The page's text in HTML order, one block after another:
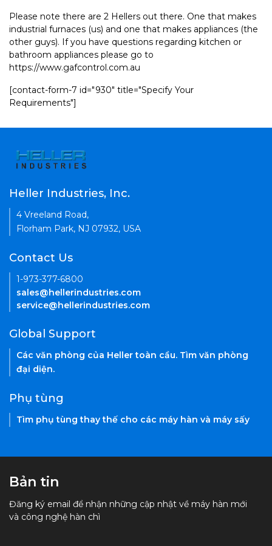
Please note there are 2 Hellers out there. One that makes
industrial furnaces (us) and one that makes appliances (the
other guys). If you have questions regarding kitchen or
bathroom appliances please go to
https://www.gafcontrol.com.au
[contact-form-7 id="930" title="Specify Your
Requirements"]
Heller Industries, Inc.
4 Vreeland Road,
Florham Park, NJ 07932, USA
Contact Us
1-973-377-6800
sales@hellerindustries.com
service@hellerindustries.com
Global Support
Các văn phòng của Heller toàn cầu. Tìm văn phòng
đại diện.
Phụ tùng
Tìm phụ tùng thay thế cho các máy hàn và máy sấy
Bản tin
Đăng ký email để nhận những cập nhật về máy hàn mới
và công nghệ hàn chì